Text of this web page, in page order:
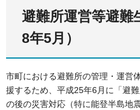
避難所運営等避難
8年5月）
市町における避難所の管理・運営
援するため、平成25年6月に「避
の後の災害対応（特に能登半島地